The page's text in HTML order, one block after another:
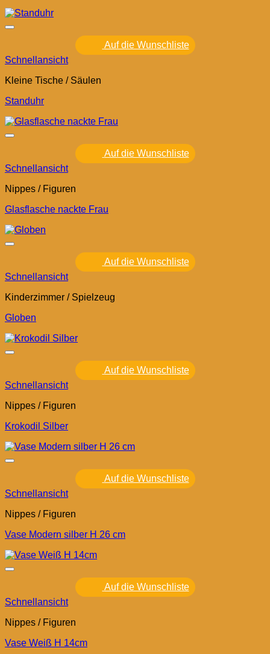
Auf die Wunschliste
Schnellansicht
Kleine Tische / Säulen
Standuhr
Auf die Wunschliste
Schnellansicht
Nippes / Figuren
Glasflasche nackte Frau
Auf die Wunschliste
Schnellansicht
Kinderzimmer / Spielzeug
Globen
Auf die Wunschliste
Schnellansicht
Nippes / Figuren
Krokodil Silber
Auf die Wunschliste
Schnellansicht
Nippes / Figuren
Vase Modern silber H 26 cm
Auf die Wunschliste
Schnellansicht
Nippes / Figuren
Vase Weiß H 14cm